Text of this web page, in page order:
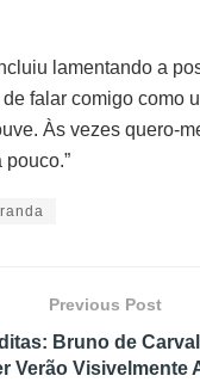
lamentando a
falar comigo como
Às vezes quero-
Previous Post
Bruno de
Verão Visivelmente